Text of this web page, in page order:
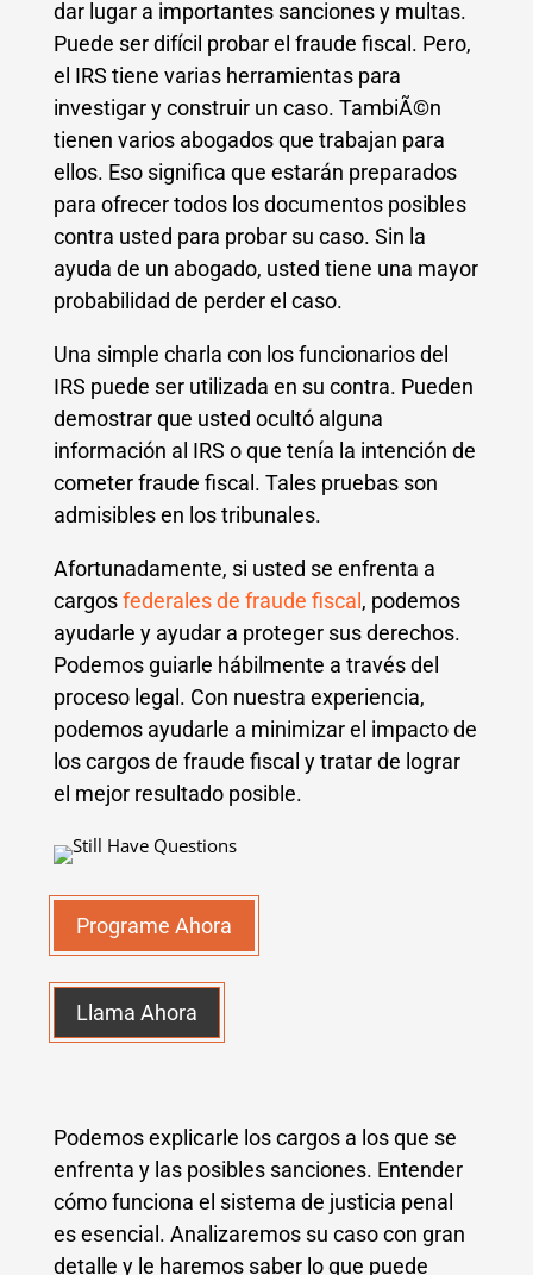
dar lugar a importantes sanciones y multas.
Puede ser difícil probar el fraude fiscal. Pero,
el IRS tiene varias herramientas para
investigar y construir un caso. TambiÃ©n
tienen varios abogados que trabajan para
ellos. Eso significa que estarán preparados
para ofrecer todos los documentos posibles
contra usted para probar su caso. Sin la
ayuda de un abogado, usted tiene una mayor
probabilidad de perder el caso.
Una simple charla con los funcionarios del
IRS puede ser utilizada en su contra. Pueden
demostrar que usted ocultó alguna
información al IRS o que tenía la intención de
cometer fraude fiscal. Tales pruebas son
admisibles en los tribunales.
Afortunadamente, si usted se enfrenta a
cargos federales de fraude fiscal , podemos
ayudarle y ayudar a proteger sus derechos.
Podemos guiarle hábilmente a través del
proceso legal. Con nuestra experiencia,
podemos ayudarle a minimizar el impacto de
los cargos de fraude fiscal y tratar de lograr
el mejor resultado posible.
Programe Ahora
Llama Ahora
Podemos explicarle los cargos a los que se
enfrenta y las posibles sanciones. Entender
cómo funciona el sistema de justicia penal
es esencial. Analizaremos su caso con gran
detalle y le haremos saber lo que puede